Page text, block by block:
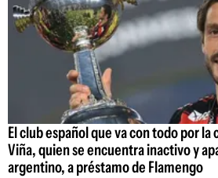
El club español que va con todo por
Viña, quien se encuentra inactivo y
argentino, a préstamo de Flamengo